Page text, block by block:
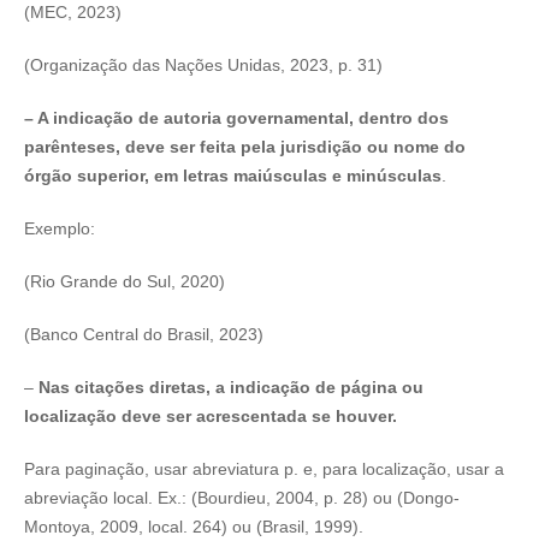
(MEC, 2023)
(Organização das Nações Unidas, 2023, p. 31)
– A indicação de autoria governamental, dentro dos
parênteses, deve ser feita pela jurisdição ou nome do
órgão superior, em letras maiúsculas e minúsculas
Exemplo:
(Rio Grande do Sul, 2020)
(Banco Central do Brasil, 2023)
– Nas citações diretas, a indicação de página ou
localização deve ser acrescentada se houver.
Para paginação, usar abreviatura p. e, para localização, usar a
abreviação local. Ex.: (Bourdieu, 2004, p. 28) ou (Dongo-
Montoya, 2009, local. 264) ou (Brasil, 1999).